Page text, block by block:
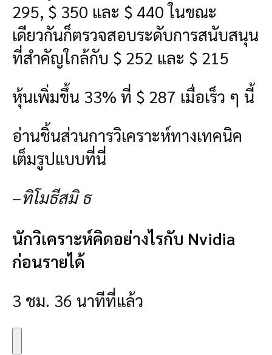
295, $ 350 และ $ 440 ในขณะ
เดียวกันก็ตรวจสอบระดับการสนับสนุน
ที่สำคัญใกล้กับ $ 252 และ $ 215
หุ้นเพิ่มขึ้น 33% ที่ $ 287 เมื่อเร็ว ๆ นี้
อ่านชิ้นส่วนการวิเคราะห์ทางเทคนิค
เต็มรูปแบบที่นี่
–ทิโมธีสมิ ธ
นักวิเคราะห์คิดอย่างไรกับ Nvidia
ก่อนรายได้
3 ชม. 36 นาทีที่แล้ว